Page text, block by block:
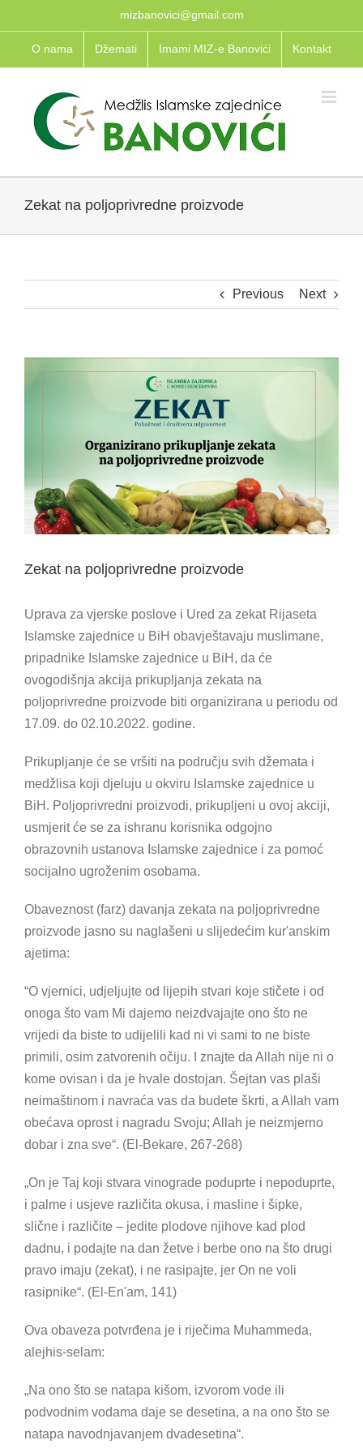
to
content
mizbanovici@gmail.com
O nama Džemati Imami MIZ-e Banovići Kontakt
Zekat na poljoprivredne proizvode
Previous Next
Zekat na poljoprivredne proizvode
Uprava za vjerske poslove i Ured za zekat Rijaseta
Islamske zajednice u BiH obavještavaju muslimane,
pripadnike Islamske zajednice u BiH, da će
ovogodišnja akcija prikupljanja zekata na
poljoprivredne proizvode biti organizirana u periodu od
17.09. do 02.10.2022. godine.
Prikupljanje će se vršiti na području svih džemata i
medžlisa koji djeluju u okviru Islamske zajednice u
BiH. Poljoprivredni proizvodi, prikupljeni u ovoj akciji,
usmjerit će se za ishranu korisnika odgojno
obrazovnih ustanova Islamske zajednice i za pomoć
socijalno ugroženim osobama.
Obaveznost (farz) davanja zekata na poljoprivredne
proizvode jasno su naglašeni u slijedećim kur'anskim
ajetima:
“O vjernici, udjeljujte od lijepih stvari koje stičete i od
onoga što vam Mi dajemo neizdvajajte ono što ne
vrijedi da biste to udijelili kad ni vi sami to ne biste
primili, osim zatvorenih očiju. I znajte da Allah nije ni o
kome ovisan i da je hvale dostojan. Šejtan vas plaši
neimaštinom i navraća vas da budete škrti, a Allah vam
obećava oprost i nagradu Svoju; Allah je neizmjerno
dobar i zna sve“. (El-Bekare, 267-268)
„On je Taj koji stvara vinograde poduprte i nepoduprte,
i palme i usjeve različita okusa, i masline i šipke,
slične i različite – jedite plodove njihove kad plod
dadnu, i podajte na dan žetve i berbe ono na što drugi
pravo imaju (zekat), i ne rasipajte, jer On ne voli
rasipnike“. (El-En'am, 141)
Ova obaveza potvrđena je i riječima Muhammeda,
alejhis-selam:
„Na ono što se natapa kišom, izvorom vode ili
podvodnim vodama daje se desetina, a na ono što se
natapa navodnjavanjem dvadesetina“.